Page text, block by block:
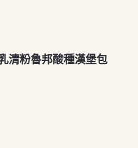
清粉魯邦酸種漢堡包